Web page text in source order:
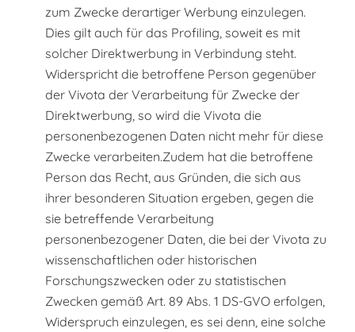
zum Zwecke derartiger Werbung einzulegen.
Dies gilt auch für das Profiling, soweit es mit
solcher Direktwerbung in Verbindung steht.
Widerspricht die betroffene Person gegenüber
der Vivota der Verarbeitung für Zwecke der
Direktwerbung, so wird die Vivota die
personenbezogenen Daten nicht mehr für diese
Zwecke verarbeiten.Zudem hat die betroffene
Person das Recht, aus Gründen, die sich aus
ihrer besonderen Situation ergeben, gegen die
sie betreffende Verarbeitung
personenbezogener Daten, die bei der Vivota zu
wissenschaftlichen oder historischen
Forschungszwecken oder zu statistischen
Zwecken gemäß Art. 89 Abs. 1 DS-GVO erfolgen,
Widerspruch einzulegen, es sei denn, eine solche